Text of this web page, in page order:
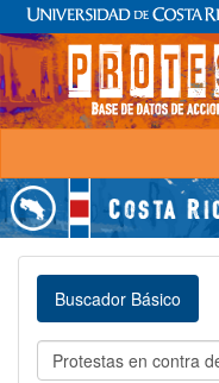
Buscador Básico